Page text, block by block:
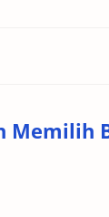
Memilih